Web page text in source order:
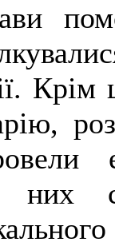
Крім
них